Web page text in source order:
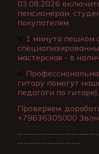
03.08.2026
пенсионерам,
покупателям.
✔ 1 минута пешком
мастерская - в
✔
гитару помогут
педагоги по гитаре).
Проверяем,
+79636305000
---------------------